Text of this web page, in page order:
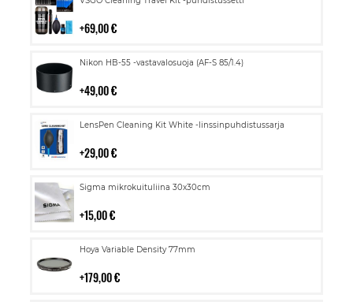
69,00 €
Nikon HB-55 -vastavalosuoja (AF-S 85/1.4)
49,00 €
Lisää
LensPen Cleaning Kit White -linssinpuhdistussarja
29,00 €
Lisää
Sigma mikrokuituliina 30x30cm
15,00 €
Lisää
Hoya Variable Density 77mm
179,00 €
Lisää